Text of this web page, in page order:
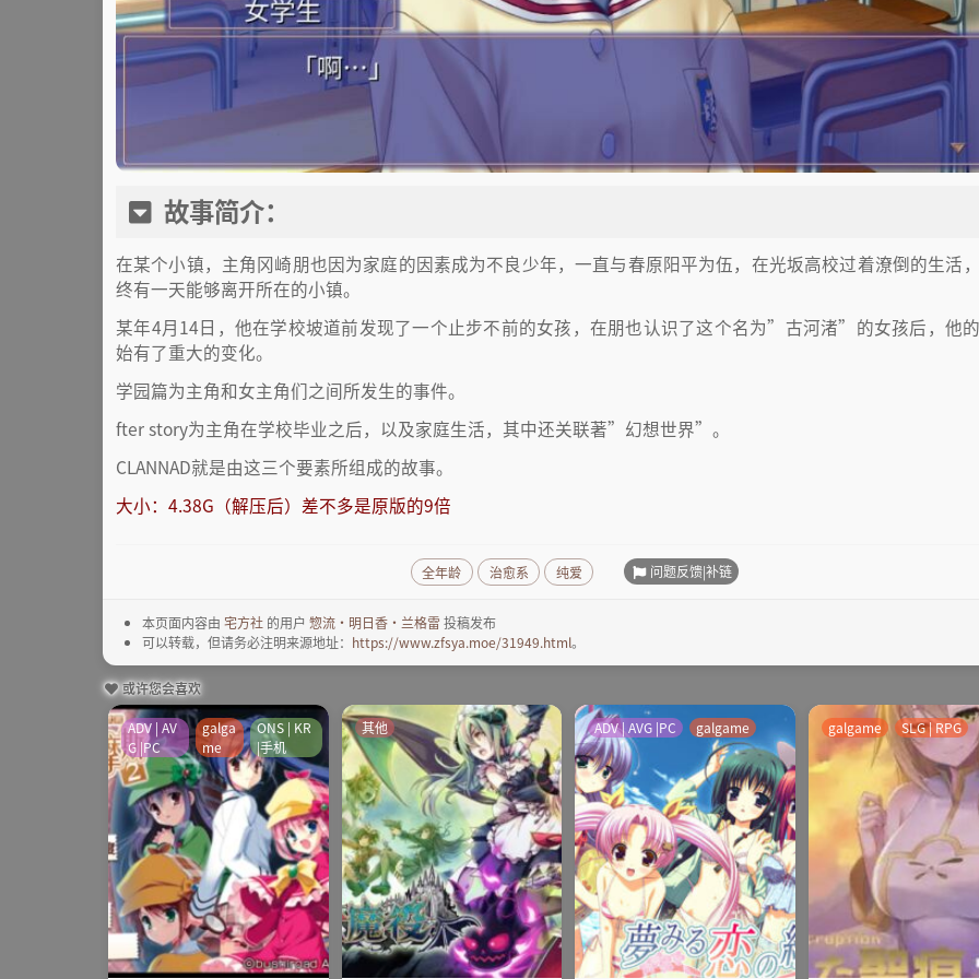
故事简介：
在某个小镇，主角冈崎朋也因为家庭的因素成为不良少年，一直与春原阳平为伍，在光坂高校过着潦倒的生活
终有一天能够离开所在的小镇。
某年4月14日，他在学校坡道前发现了一个止步不前的女孩，在朋也认识了这个名为”古河渚”的女孩后，他
始有了重大的变化。
学园篇为主角和女主角们之间所发生的事件。
fter story为主角在学校毕业之后，以及家庭生活，其中还关联著”幻想世界”。
CLANNAD就是由这三个要素所组成的故事。
大小：4.38G（解压后）差不多是原版的9倍
全年龄 治愈系 纯爱 问题反馈|补链
本页面内容由 宅方社 的用户 惣流·明日香·兰格雷 投稿发布
可以转载，但请务必注明来源地址： https://www.zfsya.moe/31949.html。
或许您会喜欢
ADV | AV
G |PC
galga
me
ONS | KR
|手机
其他 ADV | AVG |PC galgame galgame SLG | RPG